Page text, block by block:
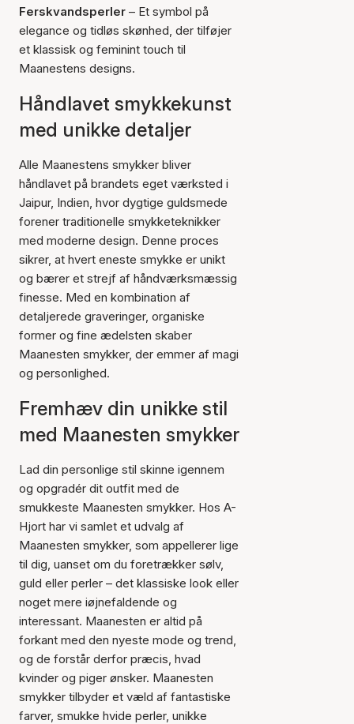
Ferskvandsperler – Et symbol på
elegance og tidløs skønhed, der tilføjer
et klassisk og feminint touch til
Maanestens designs.
Håndlavet smykkekunst
med unikke detaljer
Alle Maanestens smykker bliver
håndlavet på brandets eget værksted i
Jaipur, Indien, hvor dygtige guldsmede
forener traditionelle smykketeknikker
med moderne design. Denne proces
sikrer, at hvert eneste smykke er unikt
og bærer et strejf af håndværksmæssig
finesse. Med en kombination af
detaljerede graveringer, organiske
former og fine ædelsten skaber
Maanesten smykker, der emmer af magi
og personlighed.
Fremhæv din unikke stil
med Maanesten smykker
Lad din personlige stil skinne igennem
og opgradér dit outfit med de
smukkeste Maanesten smykker. Hos A-
Hjort har vi samlet et udvalg af
Maanesten smykker, som appellerer lige
til dig, uanset om du foretrækker sølv,
guld eller perler – det klassiske look eller
noget mere iøjnefaldende og
interessant. Maanesten er altid på
forkant med den nyeste mode og trend,
og de forstår derfor præcis, hvad
kvinder og piger ønsker. Maanesten
smykker tilbyder et væld af fantastiske
farver, smukke hvide perler, unikke